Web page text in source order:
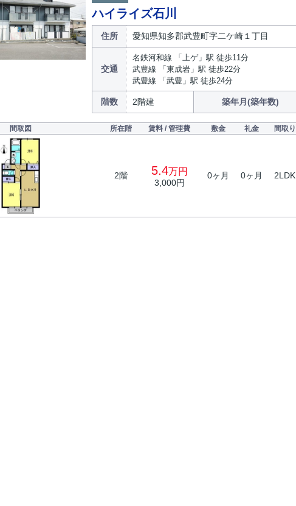
ハイライズ石川
住所 愛知県知多郡武豊町字二ケ崎１丁目
交通
名鉄河和線 「上ゲ」駅 徒歩11分
武豊線 「東成岩」駅 徒歩22分
武豊線 「武豊」駅 徒歩24分
階数 2階建 築年月(築年数)
間取図 所在階 賃料 / 管理費 敷金 礼金 間取り
2階 5.4万円
3,000円
0ヶ月 0ヶ月 2LDK